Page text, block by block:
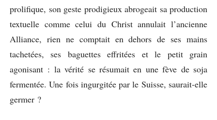
prolifique, son geste prodigieux abrogeait sa production
textuelle comme celui du Christ annulait l’ancienne
Alliance, rien ne comptait en dehors de ses mains
tachetées, ses baguettes effritées et le petit grain
agonisant : la vérité se résumait en une fève de soja
fermentée. Une fois ingurgitée par le Suisse, saurait-elle
germer ?